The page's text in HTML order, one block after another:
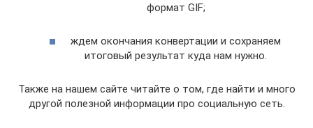
формат GIF;
ждем окончания конвертации и сохраняем
итоговый результат куда нам нужно.
Также на нашем сайте читайте о том, где найти и много
другой полезной информации про социальную сеть.